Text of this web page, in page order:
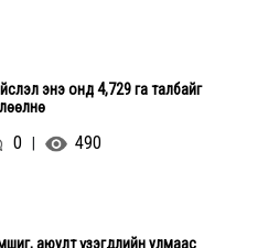
энэ онд 4,729 га талбайг
0 | 490
аюулт үзэгдлийн улмаас